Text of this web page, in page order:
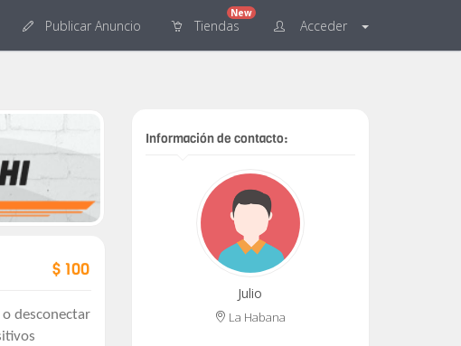
Publicar Anuncio Tiendas
New
Acceder
$ 100
desconectar
Información de contacto:
Julio
La Habana